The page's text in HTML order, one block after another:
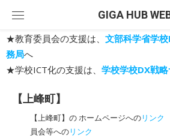
content
GIGA HUB
★教育委員会の支援は、 文部科学省学
務局へ
★学校ICT化の支援は、 学校学校DX戦
【上峰町】
【上峰町】の ホームページへのリンク
員会等へのリンク